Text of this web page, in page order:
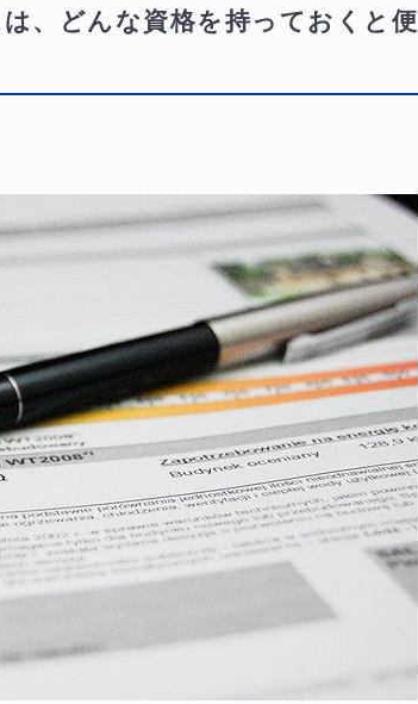
、どんな資格を持っておくと便